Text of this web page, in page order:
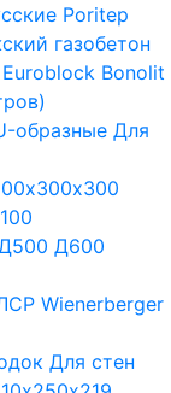
Poritep
газобетон
Euroblock Bonolit
образные Для
Д600
Wienerberger
Для стен